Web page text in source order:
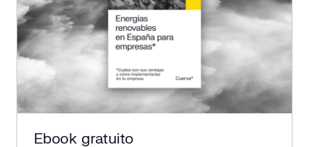
Ebook gratuito